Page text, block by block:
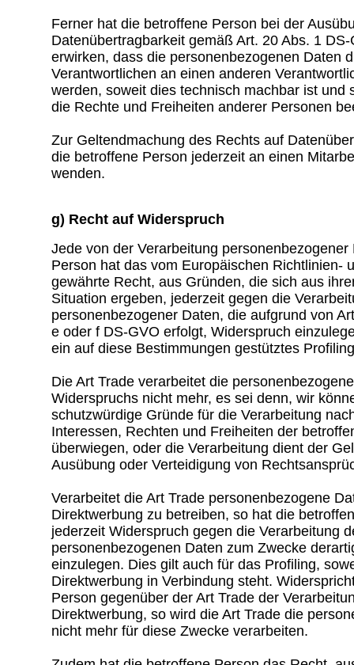
Ferner hat die betroffene Person bei der
Datenübertragbarkeit gemäß Art. 20 Abs. 1
erwirken, dass die personenbezogenen Daten
Verantwortlichen an einen anderen
werden, soweit dies technisch machbar ist und
die Rechte und Freiheiten anderer Personen
Zur Geltendmachung des Rechts auf
die betroffene Person jederzeit an einen
wenden.
g) Recht auf Widerspruch
Jede von der Verarbeitung personenbezogener
Person hat das vom Europäischen Richtlinien-
gewährte Recht, aus Gründen, die sich aus
Situation ergeben, jederzeit gegen die
personenbezogener Daten, die aufgrund von
e oder f DS-GVO erfolgt, Widerspruch
ein auf diese Bestimmungen gestütztes
Die Art Trade verarbeitet die
Widerspruchs nicht mehr, es sei denn, wir
schutzwürdige Gründe für die Verarbeitung
Interessen, Rechten und Freiheiten der
überwiegen, oder die Verarbeitung dient der
Ausübung oder Verteidigung von
Verarbeitet die Art Trade personenbezogene
Direktwerbung zu betreiben, so hat die
jederzeit Widerspruch gegen die Verarbeitung
personenbezogenen Daten zum Zwecke
einzulegen. Dies gilt auch für das Profiling,
Direktwerbung in Verbindung steht.
Person gegenüber der Art Trade der
Direktwerbung, so wird die Art Trade die
nicht mehr für diese Zwecke verarbeiten.